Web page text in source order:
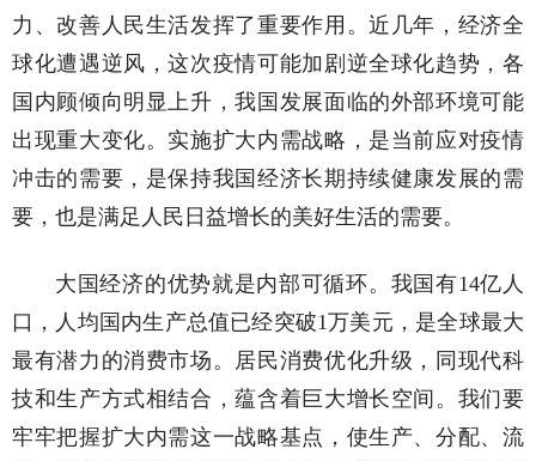
力、改善人民生活发挥了重要作用。近几年，经济全
球化遭遇逆风，这次疫情可能加剧逆全球化趋势，各
国内顾倾向明显上升，我国发展面临的外部环境可能
出现重大变化。实施扩大内需战略，是当前应对疫情
冲击的需要，是保持我国经济长期持续健康发展的需
要，也是满足人民日益增长的美好生活的需要。
大国经济的优势就是内部可循环。我国有14亿人
口，人均国内生产总值已经突破1万美元，是全球最大
最有潜力的消费市场。居民消费优化升级，同现代科
技和生产方式相结合，蕴含着巨大增长空间。我们要
牢牢把握扩大内需这一战略基点，使生产、分配、流